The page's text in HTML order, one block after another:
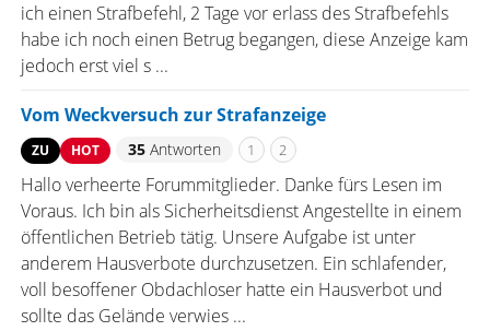
ich einen Strafbefehl, 2 Tage vor erlass des Strafbefehls
habe ich noch einen Betrug begangen, diese Anzeige kam
jedoch erst viel s ...
Vom Weckversuch zur Strafanzeige
ZU HOT 35Antworten 1 2
Hallo verheerte Forummitglieder. Danke fürs Lesen im
Voraus. Ich bin als Sicherheitsdienst Angestellte in einem
öffentlichen Betrieb tätig. Unsere Aufgabe ist unter
anderem Hausverbote durchzusetzen. Ein schlafender,
voll besoffener Obdachloser hatte ein Hausverbot und
sollte das Gelände verwies ...